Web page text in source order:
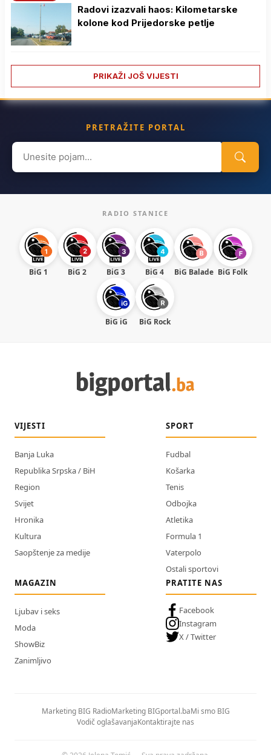
Radovi izazvali haos: Kilometarske
kolone kod Prijedorske petlje
PRIKAŽI JOŠ VIJESTI
PRETRAŽITE PORTAL
Search
for:
RADIO STANICE
BiG 1 BiG 2 BiG 3 BiG 4 BiG Balade BiG Folk
BiG iG BiG Rock
VIJESTI
Banja Luka
Republika Srpska / BiH
Region
Svijet
Hronika
Kultura
Saopštenje za medije
SPORT
Fudbal
Košarka
Tenis
Odbojka
Atletika
Formula 1
Vaterpolo
Ostali sportovi
MAGAZIN
Ljubav i seks
Moda
ShowBiz
Zanimljivo
PRATITE NAS
Facebook
Instagram
X / Twitter
Marketing BIG RadioMarketing BIGportal.baMi smo BIG
Vodič oglašavanjaKontaktirajte nas